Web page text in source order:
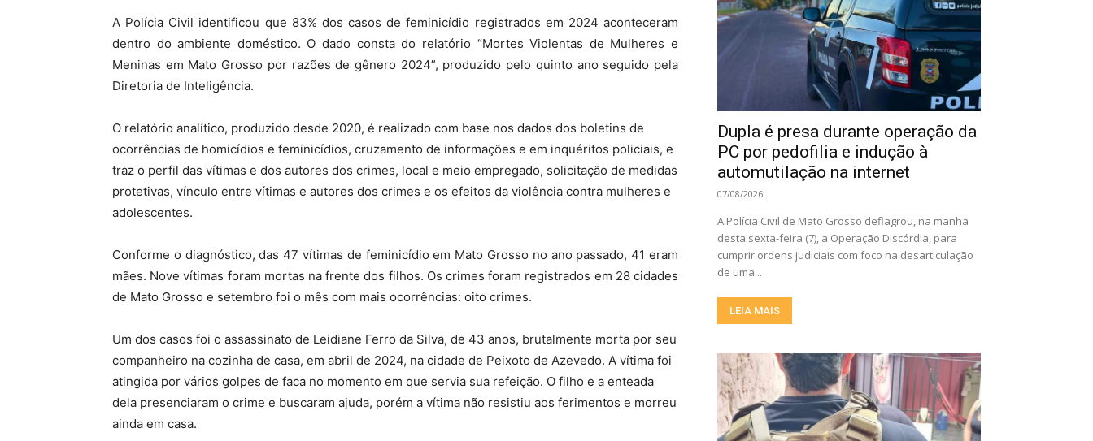
A Polícia Civil identificou que 83% dos casos de feminicídio registrados em 2024 aconteceram
dentro do ambiente doméstico. O dado consta do relatório “Mortes Violentas de Mulheres e
Meninas em Mato Grosso por razões de gênero 2024”, produzido pelo quinto ano seguido pela
Diretoria de Inteligência.
O relatório analítico, produzido desde 2020, é realizado com base nos dados dos boletins de
ocorrências de homicídios e feminicídios, cruzamento de informações e em inquéritos policiais, e
traz o perfil das vítimas e dos autores dos crimes, local e meio empregado, solicitação de medidas
protetivas, vínculo entre vítimas e autores dos crimes e os efeitos da violência contra mulheres e
adolescentes.
Conforme o diagnóstico, das 47 vítimas de feminicídio em Mato Grosso no ano passado, 41 eram
mães. Nove vítimas foram mortas na frente dos filhos. Os crimes foram registrados em 28 cidades
de Mato Grosso e setembro foi o mês com mais ocorrências: oito crimes.
Um dos casos foi o assassinato de Leidiane Ferro da Silva, de 43 anos, brutalmente morta por seu
companheiro na cozinha de casa, em abril de 2024, na cidade de Peixoto de Azevedo. A vítima foi
atingida por vários golpes de faca no momento em que servia sua refeição. O filho e a enteada
dela presenciaram o crime e buscaram ajuda, porém a vítima não resistiu aos ferimentos e morreu
ainda em casa.
Dupla é presa durante operação da
PC por pedofilia e indução à
automutilação na internet
07/08/2026
A Polícia Civil de Mato Grosso deflagrou, na manhã
desta sexta-feira (7), a Operação Discórdia, para
cumprir ordens judiciais com foco na desarticulação
de uma...
LEIA MAIS